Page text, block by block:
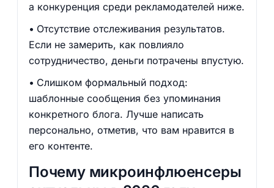
а конкуренция среди рекламодателей ниже.
Отсутствие отслеживания результатов.
Если не замерить, как повлияло
сотрудничество, деньги потрачены впустую.
Слишком формальный подход:
шаблонные сообщения без упоминания
конкретного блога. Лучше написать
персонально, отметив, что вам нравится в
его контенте.
Почему микроинфлюенсеры